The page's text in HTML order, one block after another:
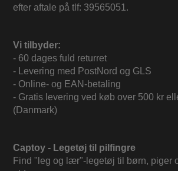
efter aftale på tlf: 39565051.
Vi tilbyder:
- 60 dages fuld returret
- Levering med PostNord og GLS
- Online- og EAN-betaling
- Gratis levering ved køb over 500 kr
(Danmark)
Captoy - Legetøj til pilfingre
Find "leg og lær"-legetøj til børn, piger